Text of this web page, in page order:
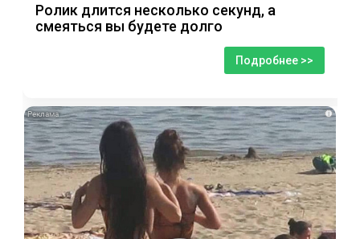
Ролик длится несколько секунд, а
смеяться вы будете долго
Подробнее >>
i